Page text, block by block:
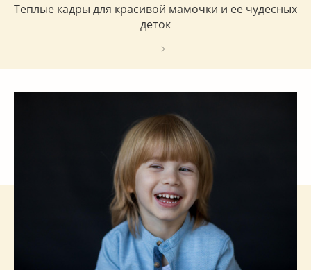
Теплые кадры для красивой мамочки и ее чудесных
деток